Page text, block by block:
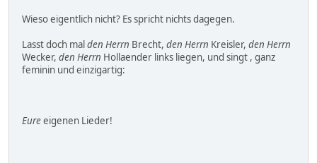
Wieso eigentlich nicht? Es spricht nichts dagegen.
Lasst doch malden Herrn Brecht, den Herrn Kreisler, den Herrn
Wecker, den Herrn Hollaender links liegen, und singt , ganz
feminin und einzigartig:
Eureeigenen Lieder!